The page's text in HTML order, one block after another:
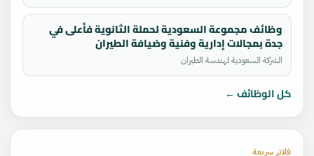
وظائف مجموعة السعودية لحملة الثانوية فأعلى في
جدة بمجالات إدارية وفنية وضيافة الطيران
الشركة السعودية لهندسة الطيران
كل الوظائف ←
فلاتر سريعة